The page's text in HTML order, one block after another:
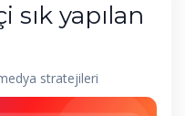
yapılan
stratejileri